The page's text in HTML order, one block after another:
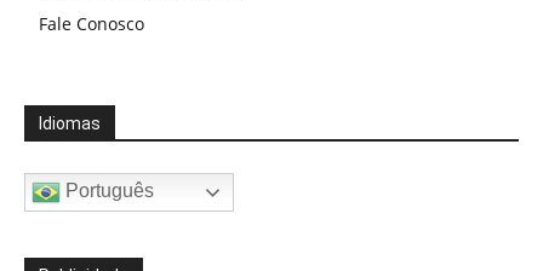
Fale Conosco
Idiomas
Português